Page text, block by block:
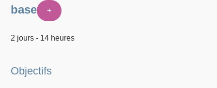
base
+
2 jours - 14 heures
Objectifs